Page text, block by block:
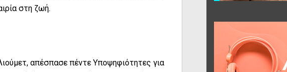
στη ζωή.
απέσπασε πέντε Υποψηφιότητες για